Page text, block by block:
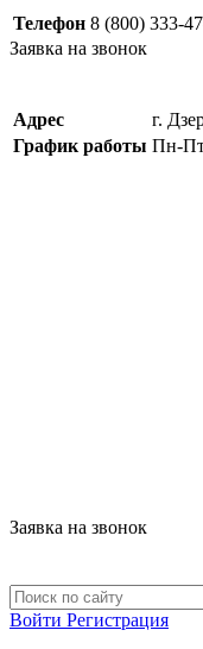
Телефон 8 (800) 333-
Заявка на звонок
Адрес
г.
График работы Пн-Пт
Заявка на звонок
Войти Регистрация